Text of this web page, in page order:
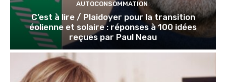
AUTOCONSOMMATION
C’est à lire / Plaidoyer pour la transition
éolienne et solaire : réponses à 100 idées
reçues par Paul Neau